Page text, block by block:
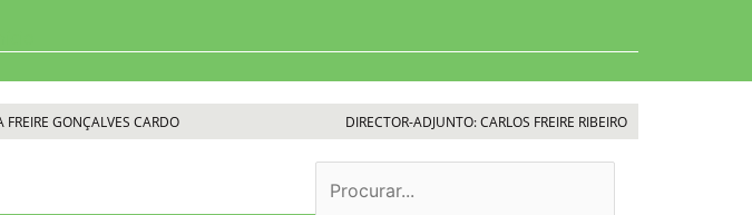
GONÇALVES CARDO DIRECTOR-ADJUNTO: CARLOS FREIRE RIBEIRO